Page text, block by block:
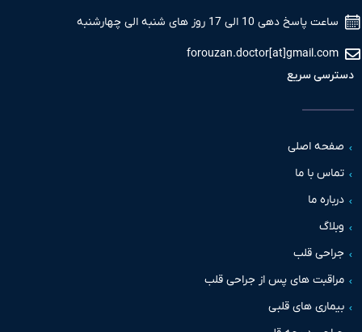
دهی 10 الی 17 روز های شنبه الی چهارشنبه
سریع
اصلی
با ما
ما
قلب
های پس از جراحی قلب
های قلبی